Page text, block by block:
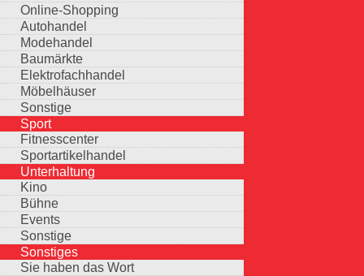
Online-Shopping
Autohandel
Modehandel
Baumärkte
Elektrofachhandel
Möbelhäuser
Sonstige
Sport
Fitnesscenter
Sportartikelhandel
Unterhaltung
Kino
Bühne
Events
Sonstige
Sonstiges
Sie haben das Wort